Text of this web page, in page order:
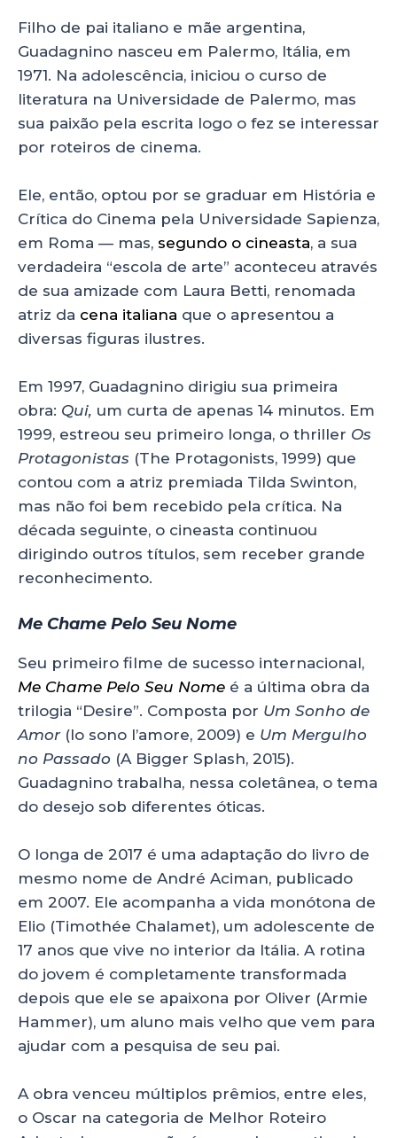
Filho de pai italiano e mãe argentina,
Guadagnino nasceu em Palermo, Itália, em
1971. Na adolescência, iniciou o curso de
literatura na Universidade de Palermo, mas
sua paixão pela escrita logo o fez se interessar
por roteiros de cinema.
Ele, então, optou por se graduar em História e
Crítica do Cinema pela Universidade Sapienza,
em Roma — mas, segundo o cineasta, a sua
verdadeira “escola de arte” aconteceu através
de sua amizade com Laura Betti, renomada
atriz da cena italiana que o apresentou a
diversas figuras ilustres.
Em 1997, Guadagnino dirigiu sua primeira
obra: Qui, um curta de apenas 14 minutos. Em
1999, estreou seu primeiro longa, o thriller Os
Protagonistas (The Protagonists, 1999) que
contou com a atriz premiada Tilda Swinton,
mas não foi bem recebido pela crítica. Na
década seguinte, o cineasta continuou
dirigindo outros títulos, sem receber grande
reconhecimento.
Me Chame Pelo Seu Nome
Seu primeiro filme de sucesso internacional,
Me Chame Pelo Seu Nome é a última obra da
trilogia “Desire”. Composta por Um Sonho de
Amor (Io sono l’amore, 2009) e Um Mergulho
no Passado (A Bigger Splash, 2015).
Guadagnino trabalha, nessa coletânea, o tema
do desejo sob diferentes óticas.
O longa de 2017 é uma adaptação do livro de
mesmo nome de André Aciman, publicado
em 2007. Ele acompanha a vida monótona de
Elio (Timothée Chalamet), um adolescente de
17 anos que vive no interior da Itália. A rotina
do jovem é completamente transformada
depois que ele se apaixona por Oliver (Armie
Hammer), um aluno mais velho que vem para
ajudar com a pesquisa de seu pai.
A obra venceu múltiplos prêmios, entre eles,
o Oscar na categoria de Melhor Roteiro